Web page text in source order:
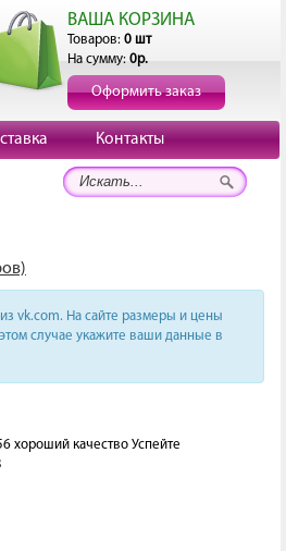
ВАША КОРЗИНА
Товаров: 0 шт
На сумму: 0р.
Оформить заказ
Контакты
vk.com. На сайте размеры и цены
случае укажите ваши данные в
хороший качество Успейте